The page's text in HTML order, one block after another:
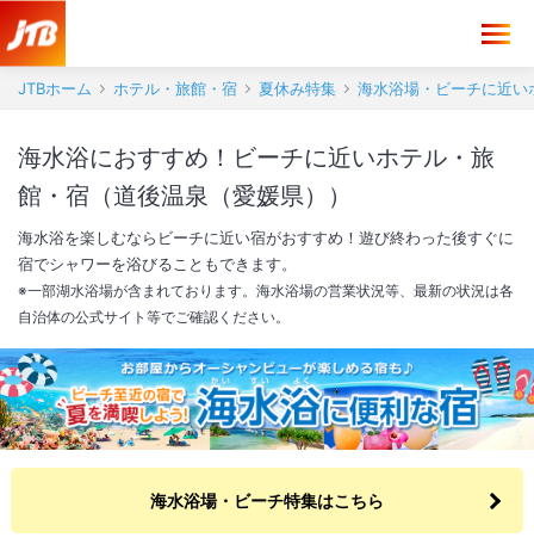
JTBホーム ホテル・旅館・宿 夏休み特集 海水浴場・ビーチに近い
海水浴におすすめ！ビーチに近いホテル・旅
館・宿（道後温泉（愛媛県））
海水浴を楽しむならビーチに近い宿がおすすめ！遊び終わった後すぐに
宿でシャワーを浴びることもできます。
※一部湖水浴場が含まれております。海水浴場の営業状況等、最新の状況は各
自治体の公式サイト等でご確認ください。
海水浴場・ビーチ特集はこちら